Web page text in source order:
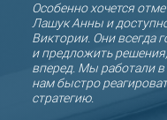
Особенно хочется
Лашук Анны и
Виктории. Они всегда
и предложить
вперед. Мы работали в
нам быстро
стратегию.